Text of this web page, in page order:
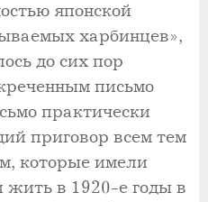
японской
харбинцев»,
до сих пор
письмо
практически
приговор всем тем
которые имели
жить в 1920-е годы в